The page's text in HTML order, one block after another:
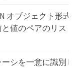
オブジェクト形式
値のペアのリス
ーシを一意に識別し